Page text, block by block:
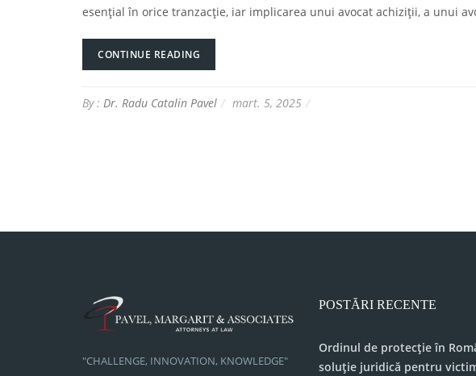
esențial în orice tranzacție, iar implicarea unui avocat achiziții, a unui
CONTINUE READING
By : Dr. Radu Catalin Pavel mart. 5, 2025
"CHALLENGE, INNOVATION, KNOWLEDGE"
POSTĂRI RECENTE
Ordinul de protecție în
soluție juridică pentru